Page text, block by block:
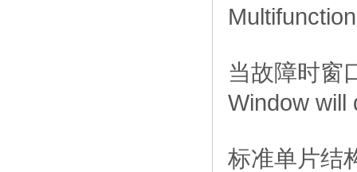
当故障时窗
Window will
标准单片结